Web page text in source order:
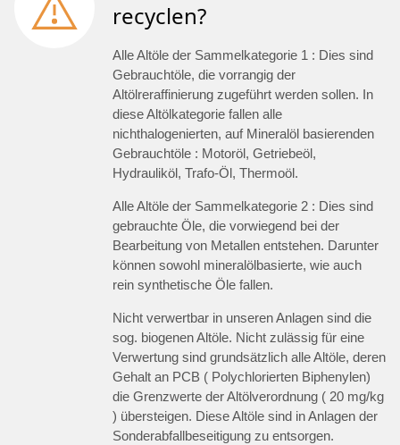
recyclen?
Alle Altöle der Sammelkategorie 1 : Dies sind
Gebrauchtöle, die vorrangig der
Altölreraffinierung zugeführt werden sollen. In
diese Altölkategorie fallen alle
nichthalogenierten, auf Mineralöl basierenden
Gebrauchtöle : Motoröl, Getriebeöl,
Hydrauliköl, Trafo-Öl, Thermoöl.
Alle Altöle der Sammelkategorie 2 : Dies sind
gebrauchte Öle, die vorwiegend bei der
Bearbeitung von Metallen entstehen. Darunter
können sowohl mineralölbasierte, wie auch
rein synthetische Öle fallen.
Nicht verwertbar in unseren Anlagen sind die
sog. biogenen Altöle. Nicht zulässig für eine
Verwertung sind grundsätzlich alle Altöle, deren
Gehalt an PCB ( Polychlorierten Biphenylen)
die Grenzwerte der Altölverordnung ( 20 mg/kg
) übersteigen. Diese Altöle sind in Anlagen der
Sonderabfallbeseitigung zu entsorgen.